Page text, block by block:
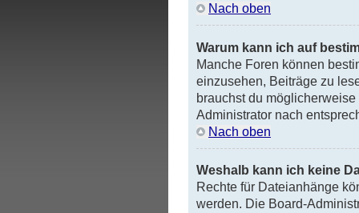
Nach oben
Warum kann ich auf
Manche Foren können
einzusehen, Beiträge zu
brauchst du
Administrator nach
Nach oben
Weshalb kann ich keine
Rechte für Dateianhänge
werden. Die Board-